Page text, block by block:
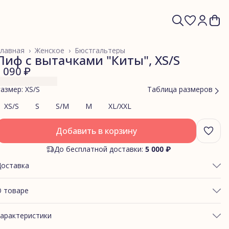
Бюстгальтеры
Женское ›
›
с вытачками "Киты", XS/S
090 ₽
XS/S
Таблица размеров
XS/S
S S/M M XL/XXL
Добавить в корзину
До бесплатной доставки: 5 000 ₽
товаре
ГРУДИ: 84-86
ПОД ГРУДЬЮ: 67-72